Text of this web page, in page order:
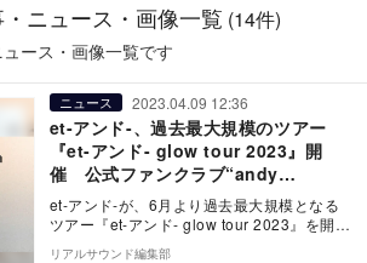
ニュース・画像一覧 (14件)
ース・画像一覧です
ニュース 2023.04.09 12:36
et-アンド-、過去最大規模のツアー
『et-アンド- glow tour 2023』開
催 公式ファンクラブ“andy
room”開設も
et-アンド-が、6月より過去最大規模となる
ツアー『et-アンド- glow tour 2023』を開催
する。 本ツアー…
リアルサウンド編集部